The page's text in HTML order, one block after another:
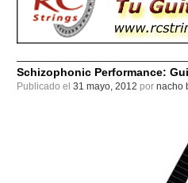
Schizophonic Performance:
Publicado el 31 mayo, 2012 por nacho